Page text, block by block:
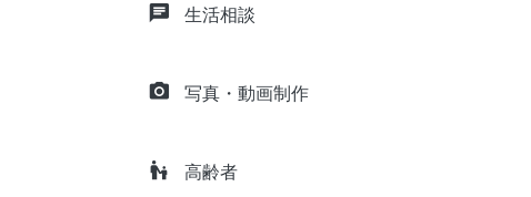
chat 生活相談
camera_alt 写真・動画制作
escalator_warning 高齢者